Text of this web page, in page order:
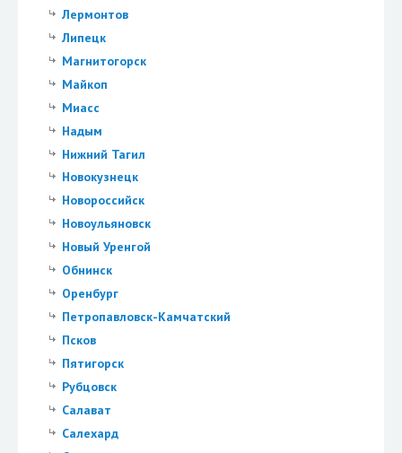
Лермонтов
Липецк
Магнитогорск
Майкоп
Миасс
Надым
Нижний Тагил
Новокузнецк
Новороссийск
Новоульяновск
Новый Уренгой
Обнинск
Оренбург
Петропавловск-Камчатский
Псков
Пятигорск
Рубцовск
Салават
Салехард